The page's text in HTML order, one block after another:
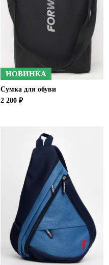
НОВИНКА
Сумка для обуви
2 200 ₽